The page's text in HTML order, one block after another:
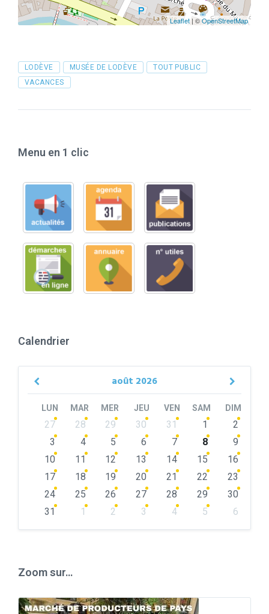
Leaflet| ©OpenStreetMap
Tags
LODÈVE MUSÉE DE LODÈVE
TOUT PUBLIC
VACANCES
Menu en 1 clic
Calendrier
août 2026
Previous
LUN MAR MER JEU VEN SAM DIM
Skip
calendar
27 28 29 30 31 1
2
3
4 5 6 7 8
9
10
11 12 13 14 15
16
17
18 19 20 21 22
23
24
25 26 27 28 29
30
31
1 2 3 4 5
6
Zoom sur…